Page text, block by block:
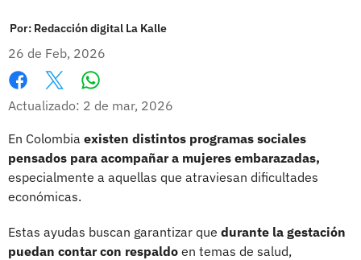
Por: Redacción digital La Kalle
26 de Feb, 2026
Facebook
X
Actualizado: 2 de mar, 2026
En Colombia existen distintos programas sociales
pensados para acompañar a mujeres embarazadas,
especialmente a aquellas que atraviesan dificultades
económicas.
Estas ayudas buscan garantizar que durante la gestación
puedan contar con respaldo en temas de salud,